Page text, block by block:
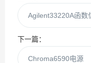
Agilent33220A函数
下一篇：
Chroma6590电源